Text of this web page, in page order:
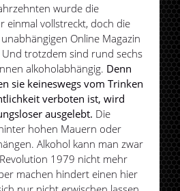
wurde die
einmal vollstreckt, doch die
Online Magazin
trotzdem sind rund sechs
alkoholabhängig. Denn
sie keineswegs vom Trinken
verboten ist, wird
ausgelebt. Die
hohen Mauern oder
Alkohol kann man zwar
1979 nicht mehr
machen hindert einen hier